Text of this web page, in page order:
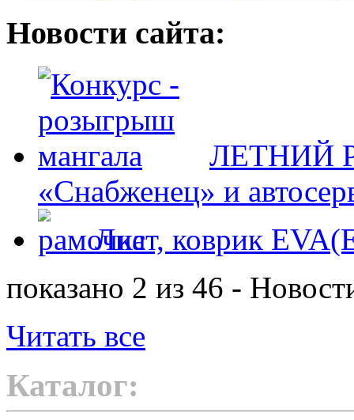
Новости сайта:
ЛЕТНИЙ
«Снабженец» и
Лист, коврик
показано 2 из 46 -
Читать все
Каталог: